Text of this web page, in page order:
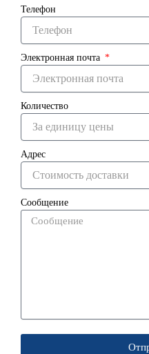
Телефон
Электронная почта
Количество
Адрес
Сообщение